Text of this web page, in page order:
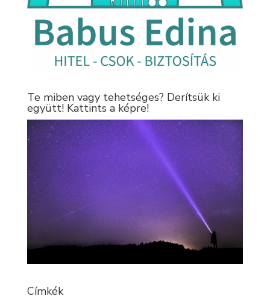
Te miben vagy tehetséges? Derítsük ki
együtt! Kattints a képre!
Címkék